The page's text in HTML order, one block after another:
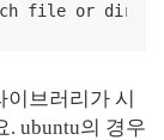
file or
이브러리가 시
. ubuntu의 경우